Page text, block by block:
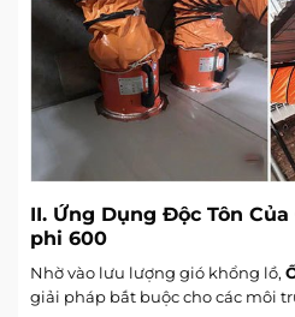
II. Ứng Dụng Độc Tôn
phi 600
Nhờ vào lưu lượng gió khổng lồ,
giải pháp bắt buộc cho các môi